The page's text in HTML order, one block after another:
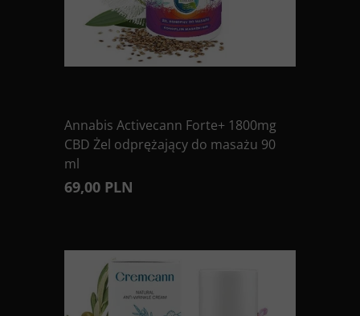
Annabis Activecann Forte+ 1800mg
CBD Żel odprężający do masażu 90
ml
69,00 PLN